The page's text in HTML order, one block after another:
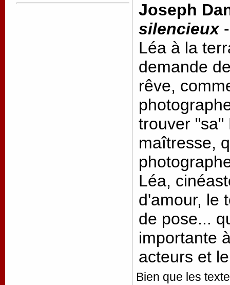
Joseph
silencieux-
Léa à la
demande
rêve,
trouver "sa"
maîtresse,
Léa,
d'amour, le
de pose...
importante
acteurs et
Bien que les